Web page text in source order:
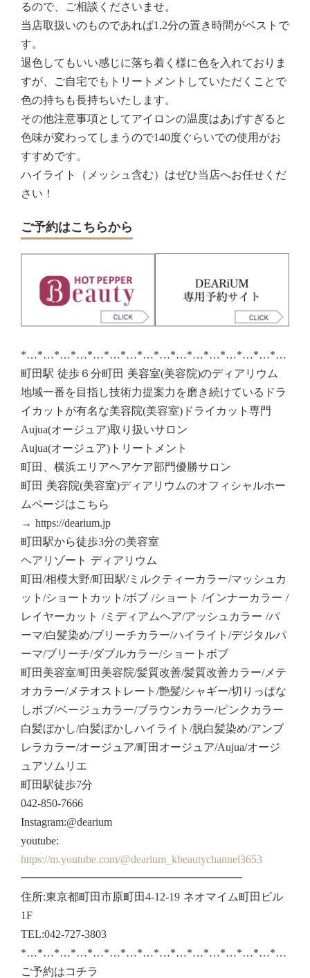
るので、ご相談くださいませ。
当店取扱いのものであれば1,2分の置き時間がベストで
す。
退色してもいい感じに落ち着く様に色を入れておりま
すが、ご自宅でもトリートメントしていただくことで
色の持ちも長持ちいたします。
その他注意事項としてアイロンの温度はあげすぎると
色味が変わってしまうので140度ぐらいでの使用がお
すすめです。
ハイライト（メッシュ含む）はぜひ当店へお任せくだ
さい！
ご予約はこちらから
*…*…*…*…*…*…*…*…*…*…*…*…*…*…*…*…
町田駅 徒歩６分町田 美容室(美容院)のディアリウム
地域一番を目指し技術力提案力を磨き続けているドラ
イカットが有名な美容院(美容室)ドライカット専門
Aujua(オージュア)取り扱いサロン
Aujua(オージュア)トリートメント
町田、横浜エリアヘアケア部門優勝サロン
町田 美容院(美容室)ディアリウムのオフィシャルホー
ムページはこちら
→ https://dearium.jp
町田駅から徒歩3分の美容室
ヘアリゾート ディアリウム
町田/相模大野/町田駅/ミルクティーカラー/マッシュカ
ット/ショートカット/ボブ /ショート /インナーカラー /
レイヤーカット /ミディアムヘア/アッシュカラー /パ
ーマ/白髪染め/ブリーチカラー/ハイライト/デジタルパ
ーマ/ブリーチ/ダブルカラー/ショートボブ
町田美容室/町田美容院/髪質改善/髪質改善カラー/メテ
オカラー/メテオストレート/艶髪/シャギー/切りっぱな
しボブ/ベージュカラー/ブラウンカラー/ピンクカラー
白髪ぼかし/白髪ぼかしハイライト/脱白髪染め/アンブ
レラカラー/オージュア/町田オージュア/Aujua/オージ
ュアソムリエ
町田駅徒歩7分
042-850-7666
Instagram:@dearium
youtube:
https://m.youtube.com/@dearium_kbeautychannel3653
━━━━━━━━━━━━━━━━━━━━
住所:東京都町田市原町田4-12-19 ネオマイム町田ビル
1F
TEL:042-727-3803
*…*…*…*…*…*…*…*…*…*…*…*…*…*…*…*…
ご予約はコチラ